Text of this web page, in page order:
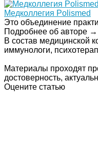
Медколлегия Polismed
Это объединение
Подробнее об авторе →
В состав медицинской
иммунологи,
Материалы проходят
достоверность,
Оцените статью